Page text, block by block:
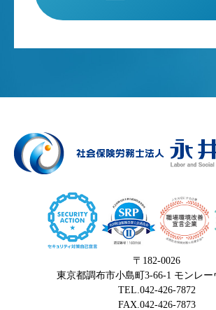
〒182-0026
東京都調布市小島町3-66-1 モンレー
TEL.042-426-7872
FAX.042-426-7873